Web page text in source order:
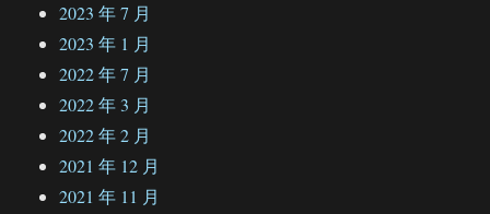
2023 年 7 月
2023 年 1 月
2022 年 7 月
2022 年 3 月
2022 年 2 月
2021 年 12 月
2021 年 11 月